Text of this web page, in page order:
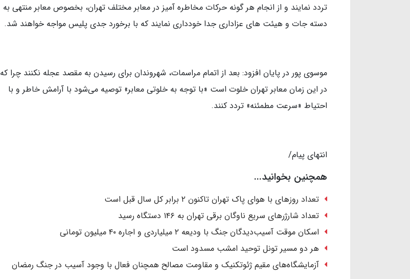
تردد نمایند و از انجام هر گونه حرکات مخاطره آمیز در معابر مختلف تهران، بخصوص معابر منتهی به
دسته جات و هیئت های عزاداری جدا خودداری نمایند که با برخورد جدی پلیس مواجه خواهند شد.
موسوی پور در پایان افزود: بعد از اتمام مراسمات، شهروندان برای رسیدن به مقصد عجله نکنند چرا که
در این زمان معابر تهران خلوت است «با توجه به خلوتی معابر» توصیه می‌شود با آرامش خاطر و با
احتیاط «سرعت مطمئنه» تردد کنند.
انتهای پیام/
همچنین بخوانید...
تعداد روزهای با هوای پاک تهران تاکنون ۲ برابر کل سال قبل است
تعداد شارژرهای سریع ناوگان برقی تهران به ۱۴۶ دستگاه رسید
اسکان موقت آسیب‌دیدگان جنگ با ودیعه ۲ میلیاردی و اجاره ۴۰ میلیون تومانی
هر دو مسیر تونل توحید امشب مسدود است
آزمایشگاه‌های مقیم ژئوتکنیک و مقاومت مصالح همچنان فعال با وجود آسیب در جنگ رمضان